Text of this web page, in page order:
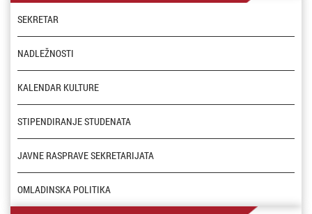
SEKRETAR
NADLEŽNOSTI
KALENDAR KULTURE
STIPENDIRANJE STUDENATA
JAVNE RASPRAVE SEKRETARIJATA
OMLADINSKA POLITIKA